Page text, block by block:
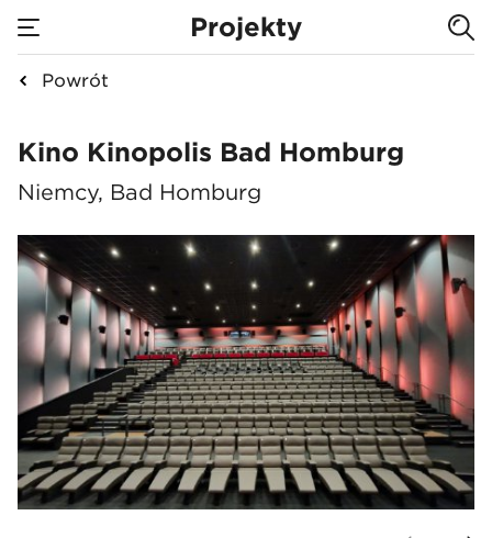
Projekty
Powrót
Kino Kinopolis Bad
Kino Kinopolis Bad Homburg
Niemcy, Bad Homburg